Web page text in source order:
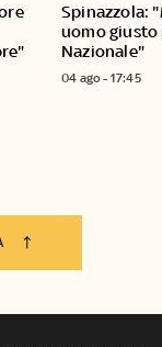
Spinazzola:
uomo giusto
Nazionale"
04 ago - 17:45